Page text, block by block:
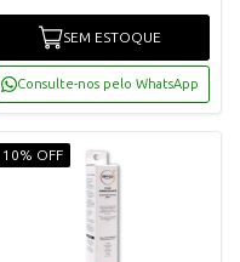
SEM ESTOQUE
Consulte-nos pelo WhatsApp
10% OFF